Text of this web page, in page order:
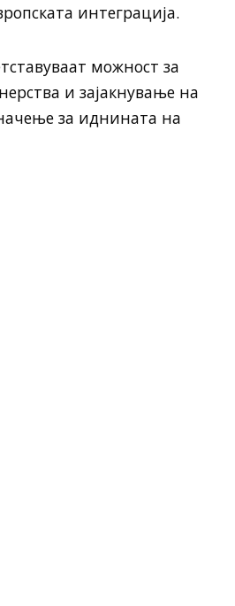
интеграција.
можност за
и зајакнување на
за иднината на